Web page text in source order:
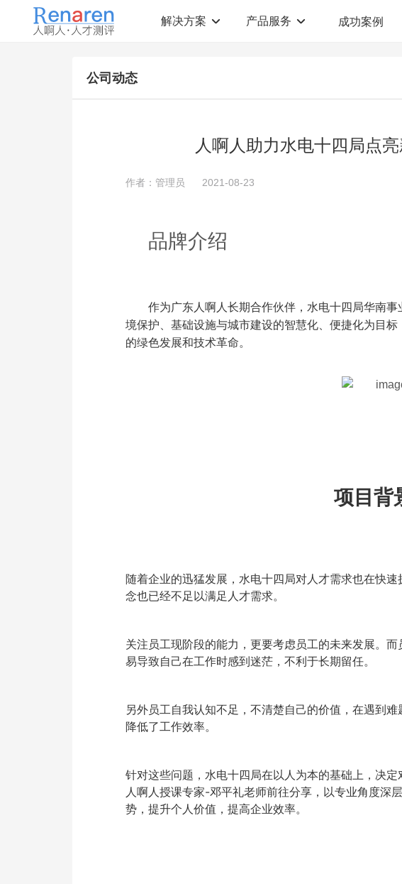
解决方案
测评解决方案
员工生涯规划 360°在线评估
企
产品服务
人才测评产品
青年干部能力测评
人才测评工具 AI招聘测评工具
人
成功案例
公司动态
人啊人助力水电十四局点
作者：管理员 2021-08-23
品牌介绍
作为广东人啊人长期合作伙伴，水电十四局华南
境保护、基础设施与城市建设的智慧化、便捷化为目
的绿色发展和技术革命。
项目背
随着企业的迅猛发展，水电十四局对人才需求也在快速
念也已经不足以满足人才需求。
关注员工现阶段的能力，更要考虑员工的未来发展。
易导致自己在工作时感到迷茫，不利于长期留任。
另外员工自我认知不足，不清楚自己的价值，在遇到
降低了工作效率。
针对这些问题，水电十四局在以人为本的基础上，决
人啊人授课专家-邓平礼老师前往分享，以专业角度深
势，提升个人价值，提高企业效率。